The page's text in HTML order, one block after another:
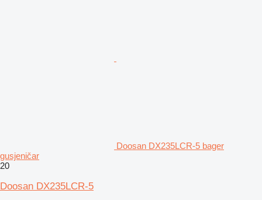
Doosan DX235LCR-5 bager
gusjeničar
20
Doosan DX235LCR-5